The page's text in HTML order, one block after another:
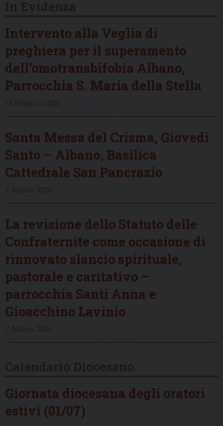
Intervento alla Veglia di
preghiera per il superamento
dell’omotransbifobia Albano,
Parrocchia S. Maria della Stella
Santa Messa del Crisma, Giovedì
Santo – Albano, Basilica
Cattedrale San Pancrazio
La revisione dello Statuto delle
Confraternite come occasione di
rinnovato slancio spirituale,
pastorale e caritativo –
parrocchia Santi Anna e
Gioacchino Lavinio
Giornata diocesana degli oratori
estivi (01/07)